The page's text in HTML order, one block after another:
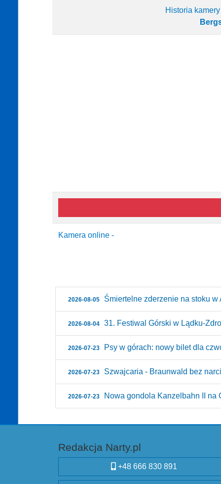
Historia
Kamera online -
2026-08-05 Śmiertelne zderzenie na stoku w
2026-08-04 31. Festiwal Górski w Lądku-
2026-07-23 Psy w górach: nowy bilet dla
2026-07-23 Szwajcaria - Braunwald bez
2026-07-23 Nowa gondola Kanzelbahn II na
Redakcja Narty.pl
+48 666 830 891